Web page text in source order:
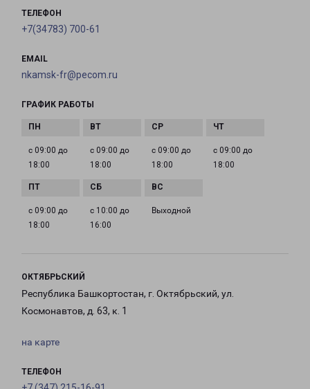
ТЕЛЕФОН
+7(34783) 700-61
EMAIL
nkamsk-fr@pecom.ru
ГРАФИК РАБОТЫ
с 09:00 до
18:00
с 09:00 до
18:00
с 09:00 до
18:00
с 09:00 до
18:00
с 09:00 до
18:00
с 10:00 до
16:00
Выходной
ОКТЯБРЬСКИЙ
Республика Башкортостан, г. Октябрьский, ул.
Космонавтов, д. 63, к. 1
на карте
ТЕЛЕФОН